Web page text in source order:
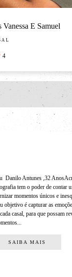
E Samuel
4
Danilo Antunes ,32
tem o poder de contar
momentos únicos e
objetivo é capturar as
casal, para que possam
SAIBA MAIS